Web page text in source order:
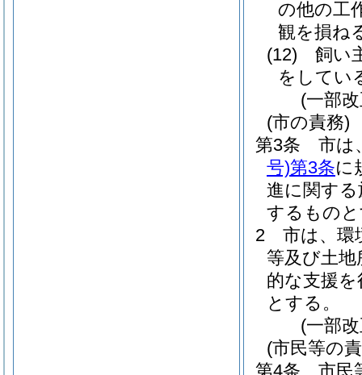
の他の工
観を損ね
(12)
飼い
をしてい
(一部
(市の責務)
第3条
市は
号)第3条に
進に関する
するもの
2
市は、環
等及び土地
的な支援
とする。
(一部
(市民等の
第4条
市民